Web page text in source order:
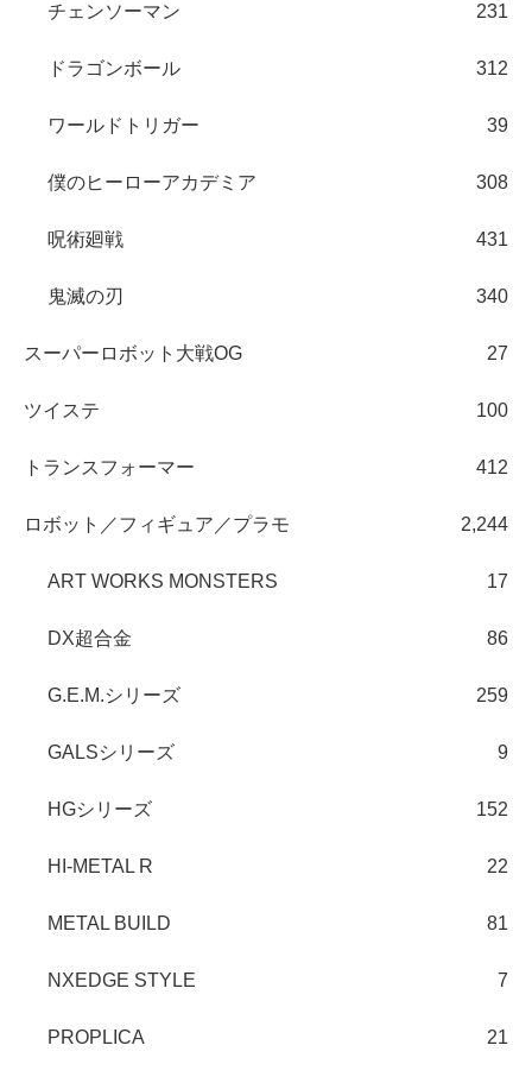
チェンソーマン 231
ドラゴンボール 312
ワールドトリガー 39
僕のヒーローアカデミア 308
呪術廻戦 431
鬼滅の刃 340
スーパーロボット大戦OG 27
ツイステ 100
トランスフォーマー 412
ロボット／フィギュア／プラモ 2,244
ART WORKS MONSTERS 17
DX超合金 86
G.E.M.シリーズ 259
GALSシリーズ 9
HGシリーズ 152
HI-METAL R 22
METAL BUILD 81
NXEDGE STYLE 7
PROPLICA 21